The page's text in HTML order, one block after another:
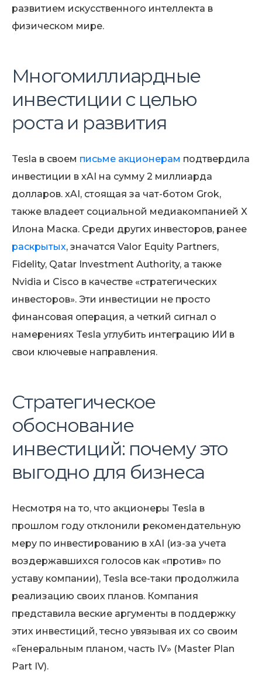
развитием искусственного интеллекта в
физическом мире.
Многомиллиардные
инвестиции с целью
роста и развития
Tesla в своем письме акционерам подтвердила
инвестиции в xAI на сумму 2 миллиарда
долларов. xAI, стоящая за чат-ботом Grok,
также владеет социальной медиакомпанией X
Илона Маска. Среди других инвесторов, ранее
раскрытых, значатся Valor Equity Partners,
Fidelity, Qatar Investment Authority, а также
Nvidia и Cisco в качестве «стратегических
инвесторов». Эти инвестиции не просто
финансовая операция, а четкий сигнал о
намерениях Tesla углубить интеграцию ИИ в
свои ключевые направления.
Стратегическое
обоснование
инвестиций: почему это
выгодно для бизнеса
Несмотря на то, что акционеры Tesla в
прошлом году отклонили рекомендательную
меру по инвестированию в xAI (из-за учета
воздержавшихся голосов как «против» по
уставу компании), Tesla все-таки продолжила
реализацию своих планов. Компания
представила веские аргументы в поддержку
этих инвестиций, тесно увязывая их со своим
«Генеральным планом, часть IV» (Master Plan
Part IV).